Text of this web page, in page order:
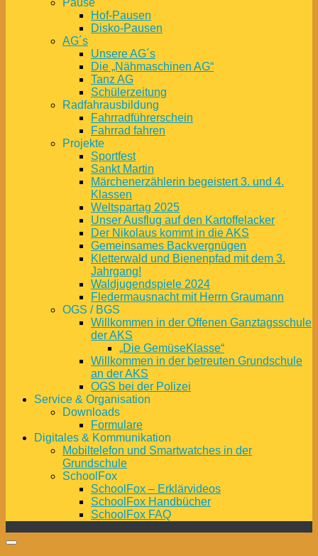
Pause
Hof-Pausen
Disko-Pausen
AG´s
Unsere AG´s
Die „Nähmaschinen AG“
Tanz AG
Schülerzeitung
Radfahrausbildung
Fahrradführerschein
Fahrrad fahren
Projekte
Sportfest
Sankt Martin
Märchenerzählerin begeistert 3. und 4.
Klassen
Weltspartag 2025
Unser Ausflug auf den Kartoffelacker
Der Nikolaus kommt in die AKS
Gemeinsames Backvergnügen
Kletterwald und Bienenpfad mit dem 3.
Jahrgang!
Waldjugendspiele 2024
Fledermausnacht mit Herrn Graumann
OGS / BGS
Willkommen in der Offenen Ganztagsschule
der AKS
„Die GemüseKlasse“
Willkommen in der betreuten Grundschule
an der AKS
OGS bei der Polizei
Service & Organisation
Downloads
Formulare
Digitales & Kommunikation
Mobiltelefon und Smartwatches in der
Grundschule
SchoolFox
SchoolFox – Erklärvideos
SchoolFox Handbücher
SchoolFox FAQ